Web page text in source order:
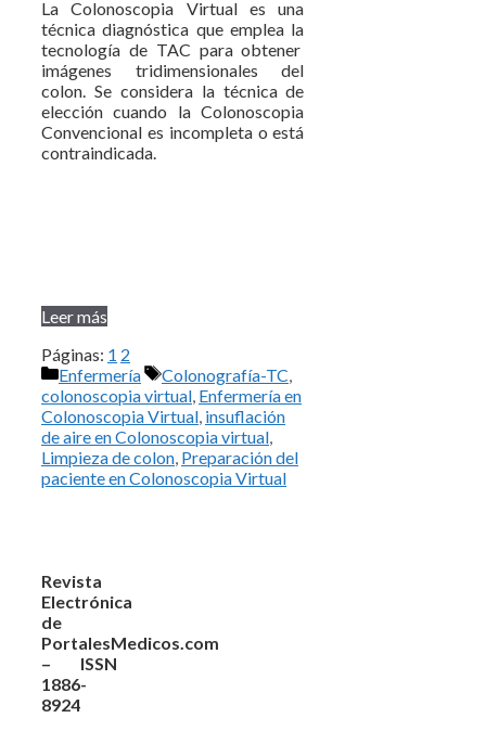
La Colonoscopia Virtual es una
técnica diagnóstica que emplea la
tecnología de TAC para obtener
imágenes tridimensionales del
colon. Se considera la técnica de
elección cuando la Colonoscopia
Convencional es incompleta o está
contraindicada.
Leer más
Páginas: 1 2
Categorías
Enfermería Etiquetas
Colonografía-TC,
colonoscopia virtual, Enfermería en
Colonoscopia Virtual, insuflación
de aire en Colonoscopia virtual,
Limpieza de colon, Preparación del
paciente en Colonoscopia Virtual
Revista
Electrónica
de
PortalesMedicos.com
– ISSN
1886-
8924